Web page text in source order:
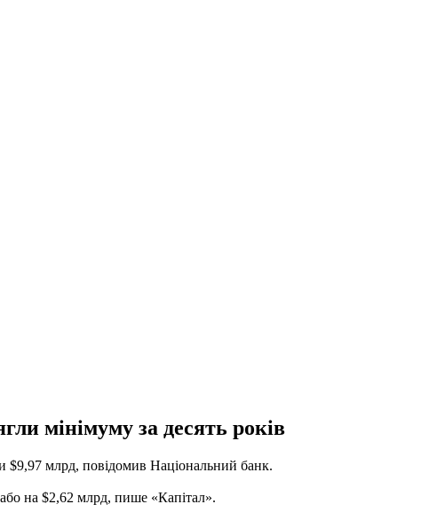
мінімуму за десять років
$9,97 млрд, повідомив Національний банк.
на $2,62 млрд, пише «Капітал».